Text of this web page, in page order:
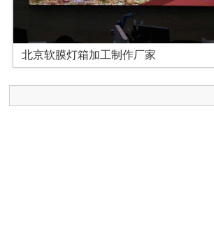
北京软膜灯箱加工制作厂家